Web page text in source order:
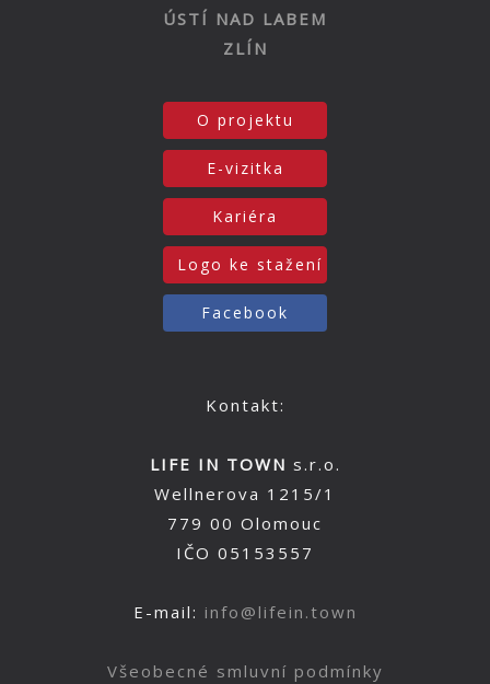
ÚSTÍ NAD LABEM
ZLÍN
O projektu
E-vizitka
Kariéra
Logo ke stažení
Facebook
Kontakt:
LIFE IN TOWN s.r.o.
Wellnerova 1215/1
779 00 Olomouc
IČO 05153557
E-mail: info@lifein.town
Všeobecné smluvní podmínky